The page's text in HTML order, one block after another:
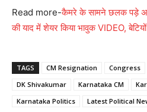
Read more-कैमरे के सामने छलक पड़े
की याद में शेयर किया भावुक VIDEO,
TAGS CM Resignation Congress
DK Shivakumar
Karnataka CM
Karnataka Politics
Latest Political